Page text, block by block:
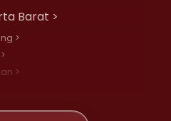
Barat >
>
>